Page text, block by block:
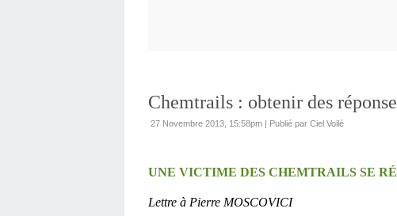
Chemtrails : obtenir des
27 Novembre 2013, 15:58pm | Publié par Ciel Voilé
UNE VICTIME DES CHEMTRAILS SE
Lettre à Pierre MOSCOVICI